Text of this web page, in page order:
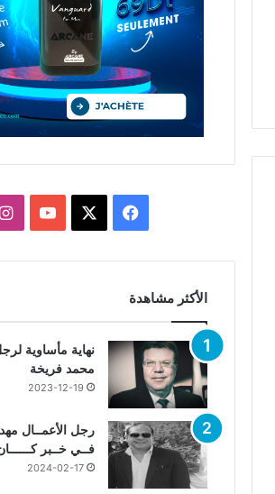
فيسبوك يوتيوب
الأكثر مشاهدة
نهاية مأساوية
محمد فريخة
2023-12-19
رجل الأعمــال
فــي خــبر
2024-02-17